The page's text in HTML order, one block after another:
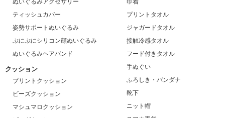
ティッシュカバー
姿勢サポートぬいぐるみ
ぷにぷにシリコン顔ぬいぐるみ
ぬいぐるみヘアバンド
クッション
プリントクッション
ビーズクッション
マシュマロクッション
プリントタオル
ジャガードタオル
接触冷感タオル
フード付きタオル
手ぬぐい
ふろしき・バンダナ
靴下
ニット帽